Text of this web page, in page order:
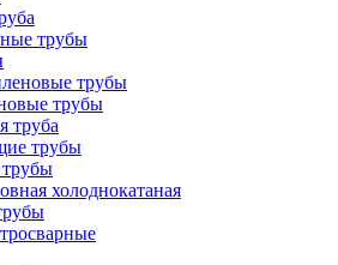
трубы
трубы
трубы
труба
трубы
холоднокатаная